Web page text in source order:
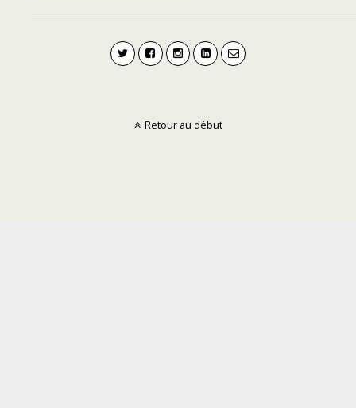
Retour au début